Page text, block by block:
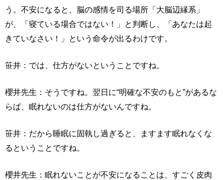
う。不安になると、脳の感情を司る場所「大脳辺縁系」
が、「寝ている場合ではない！」と判断し、「あなたは起
きていなさい！」という命令が出るわけです。
笹井：では、仕方がないということですね。
櫻井先生：そうですね。翌日に“明確な不安のもと”があるな
らば、眠れないのは仕方がないんですね。
笹井：だから睡眠に固執し過ぎると、ますます眠れなくな
るということですね。
櫻井先生：眠れないことが不安になることは、すごく皮肉